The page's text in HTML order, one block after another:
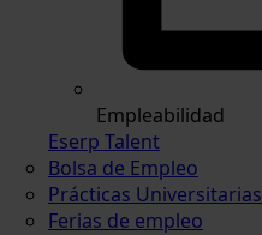
Empleabilidad
Eserp Talent
Bolsa de Empleo
Prácticas Universitarias
Ferias de empleo